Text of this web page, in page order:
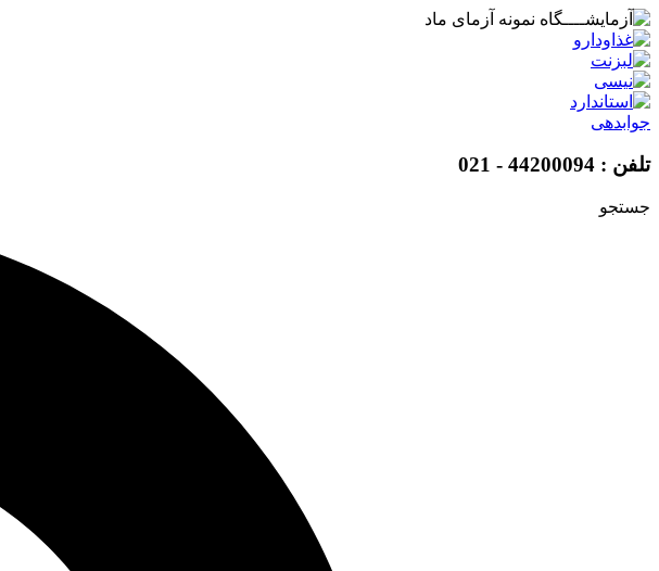
پرش
به
محتوا
جوابدهی
تلفن : 44200094 - 021
جستجو